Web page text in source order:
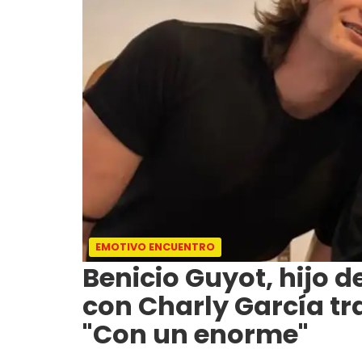
EMOTIVO ENCUENTRO
Benicio Guyot, hijo
con Charly García
"Con un enorme"